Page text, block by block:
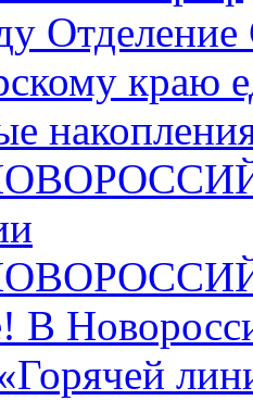
краю
В